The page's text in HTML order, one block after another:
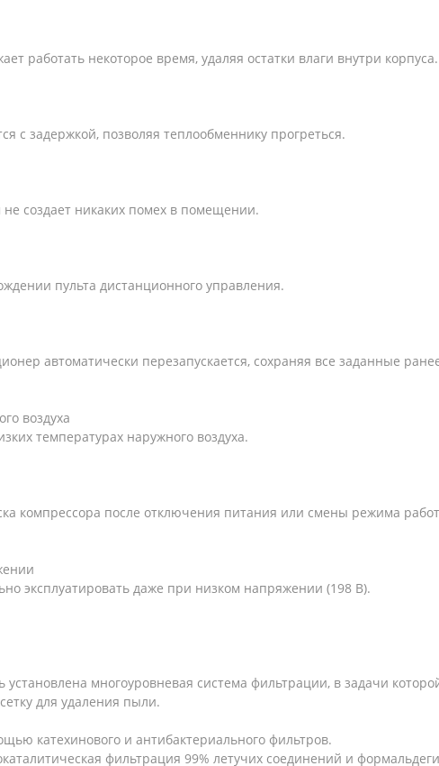
работать некоторое время, удаляя остатки влаги внутри корпуса.
с задержкой, позволяя теплообменнику прогреться.
создает никаких помех в помещении.
пульта дистанционного управления.
автоматически перезапускается, сохраняя все заданные
воздуха
температурах наружного воздуха.
компрессора после отключения питания или смены режима
эксплуатировать даже при низком напряжении (198 В).
​​многоуровневая система фильтрации, в задачи
для удаления пыли.
катехинового и антибактериального фильтров.
фильтрация 99% летучих соединений и